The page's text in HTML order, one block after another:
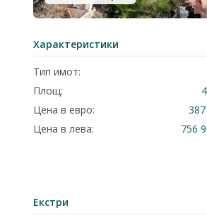
Характеристики
Тип имот:
Площ:
Цена в евро:
Цена в лева:
756
Екстри